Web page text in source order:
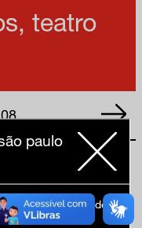
, teatro
paulo
fechada em virtude